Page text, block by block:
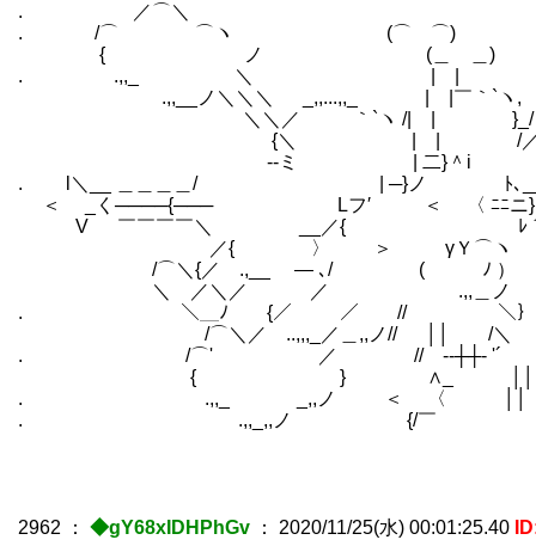
. ／⌒＼
. /⌒ ⌒ヽ (⌒ ⌒)
{ ノ (＿ ＿)
. ゝ.,,_ ＼ | | /
ゝ.,,__ノ＼＼＼ _,,...,,_ | |￣｀`
＼＼／ ｀`ヽ /| | }_/
{＼ | | /／｀`ヽ､／ ／
--ミ | 二}＾i ／
. l＼__ ＿＿＿＿/ | ─}ノ ﾄ､__
＜ _く────{─── Lフ′ ＜ 〈 ﾆﾆニ}ニ
V ￣￣￣￣＼ __／{ ﾚ＾┘ ＿
／{ 〉 ＞ γＹ⌒ヽ ｀ヽ,＿
/⌒＼{／ゝ.,__ ― ､/ ( ﾉ
＼ ／＼／ ／ ゝ.,,＿ノ ＼＿
. ＼＿ﾉ￣￣{／ ／ // ＼｝＼
/⌒＼／ゝ..,,,_／＿,,ノ// ││ /＼
. /⌒' ／ //ゝ--
{ } ∧_ ││
. ゝ.,,_ _,,ノ ＜
. ゝ.,,_,,ノ {/￣
2962 ： ◆gY68xIDHPhGv ： 2020/11/25(水) 00:01:25.40